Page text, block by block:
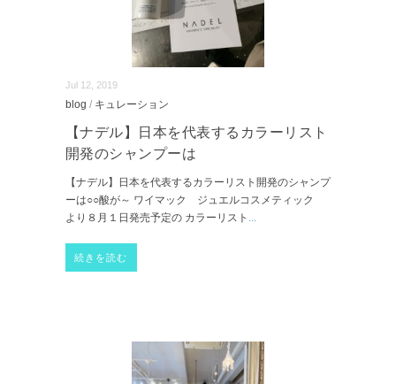
Jul 12, 2019
blog / キュレーション
【ナデル】日本を代表するカラーリスト
開発のシャンプーは
【ナデル】日本を代表するカラーリスト開発のシャンプ
ーは○○酸が～ ワイマック ジュエルコスメティック
より８月１日発売予定の カラーリスト ...
続きを読む